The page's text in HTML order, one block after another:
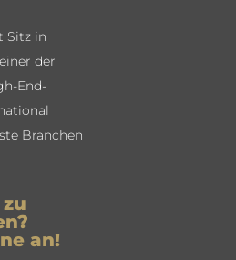
Sitz in
der
End-
Branchen
an!